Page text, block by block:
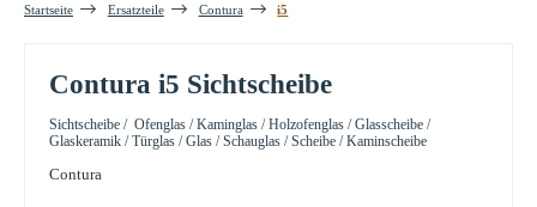
Startseite Ersatzteile Contura i5
Contura i5 Sichtscheibe
Sichtscheibe / Ofenglas / Kaminglas / Holzofenglas / Glasscheibe /
Glaskeramik / Türglas / Glas / Schauglas / Scheibe / Kaminscheibe
Contura